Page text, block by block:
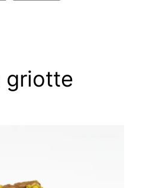
griotte